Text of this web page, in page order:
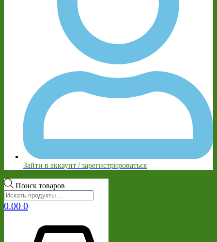
Зайти в аккаунт / зарегистрироваться
Поиск товаров
0.00 0